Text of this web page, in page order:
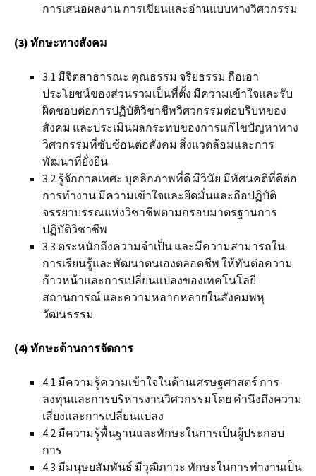
การเสนอผลงาน การเขียนและอ่านแบบทางวิศวกรรม
(3) ทักษะทางสังคม
3.1 มีจิตสาธารณะ คุณธรรม จริยธรรม ถือเอา
ประโยชน์ของส่วนรวมเป็นที่ตั้ง มีความเข้าใจและรับ
ผิดชอบต่อการปฏิบัติวิชาชีพวิศวกรรมต่อบริบทของ
สังคม และประเมินผลกระทบของการแก้ไขปัญหาทาง
วิศวกรรมที่ซับซ้อนต่อสังคม สิ่งแวดล้อมและการ
พัฒนาที่ยั่งยืน
3.2 รู้จักกาลเทศะ บุคลิกภาพที่ดี มีวินัย มีทัศนคติที่ดีต่อ
การทำงาน มีความเข้าใจและยึดมั่นและถือปฏิบัติ
จรรยาบรรณแห่งวิชาชีพตามกรอบมาตรฐานการ
ปฏิบัติวิชาชีพ
3.3 ตระหนักถึงความจำเป็น และมีความสามารถใน
การเรียนรู้และพัฒนาตนเองตลอดชีพ ให้ทันต่อความ
ก้าวหน้าและการเปลี่ยนแปลงของเทคโนโลยี
สถานการณ์ และความหลากหลายในสังคมพหุ
วัฒนธรรม
(4) ทักษะด้านการจัดการ
4.1 มีความรู้ความเข้าใจในด้านเศรษฐศาสตร์ การ
ลงทุนและการบริหารงานวิศวกรรมโดย คำนึงถึงความ
เสี่ยงและการเปลี่ยนแปลง
4.2 มีความรู้พื้นฐานและทักษะในการเป็นผู้ประกอบ
การ
4.3 มีมนุษยสัมพันธ์ มีวุฒิภาวะ ทักษะในการทำงานเป็น